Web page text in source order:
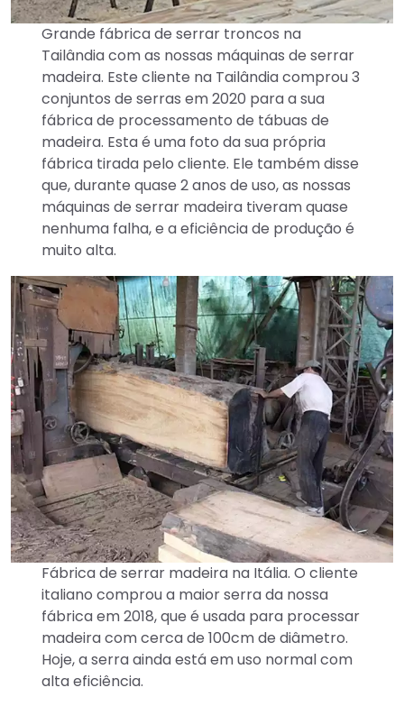
Grande fábrica de serrar troncos na
Tailândia com as nossas máquinas de serrar
madeira. Este cliente na Tailândia comprou 3
conjuntos de serras em 2020 para a sua
fábrica de processamento de tábuas de
madeira. Esta é uma foto da sua própria
fábrica tirada pelo cliente. Ele também disse
que, durante quase 2 anos de uso, as nossas
máquinas de serrar madeira tiveram quase
nenhuma falha, e a eficiência de produção é
muito alta.
Fábrica de serrar madeira na Itália. O cliente
italiano comprou a maior serra da nossa
fábrica em 2018, que é usada para processar
madeira com cerca de 100cm de diâmetro.
Hoje, a serra ainda está em uso normal com
alta eficiência.